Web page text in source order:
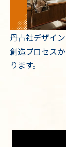
丹青社デザイ
創造プロセス
ります。